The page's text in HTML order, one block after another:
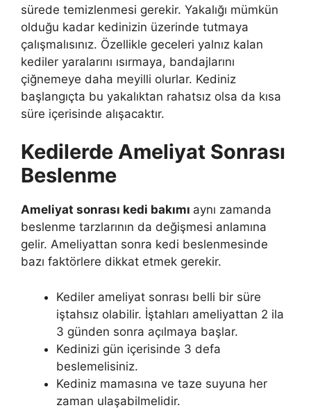
sürede temizlenmesi gerekir. Yakalığı mümkün
olduğu kadar kedinizin üzerinde tutmaya
çalışmalısınız. Özellikle geceleri yalnız kalan
kediler yaralarını ısırmaya, bandajlarını
çiğnemeye daha meyilli olurlar. Kediniz
başlangıçta bu yakalıktan rahatsız olsa da kısa
süre içerisinde alışacaktır.
Kedilerde Ameliyat Sonrası
Beslenme
Ameliyat sonrası kedi bakımı aynı zamanda
beslenme tarzlarının da değişmesi anlamına
gelir. Ameliyattan sonra kedi beslenmesinde
bazı faktörlere dikkat etmek gerekir.
Kediler ameliyat sonrası belli bir süre
iştahsız olabilir. İştahları ameliyattan 2 ila
3 günden sonra açılmaya başlar.
Kedinizi gün içerisinde 3 defa
beslemelisiniz.
Kediniz mamasına ve taze suyuna her
zaman ulaşabilmelidir.